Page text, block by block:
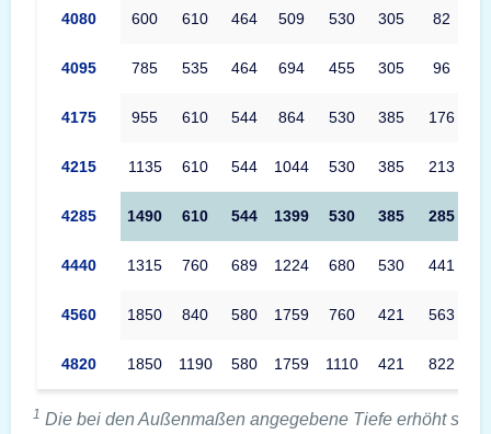
4080 600 610 464 509 530 305 82
4095 785 535 464 694 455 305 96
4175 955 610 544 864 530 385 176
4215 1135 610 544 1044 530 385 213
4285 1490 610 544 1399 530 385 285
4440 1315 760 689 1224 680 530 441
4560 1850 840 580 1759 760 421 563
4820 1850 1190 580 1759 1110 421 822
1 Die bei den Außenmaßen angegebene Tiefe erhöht sich